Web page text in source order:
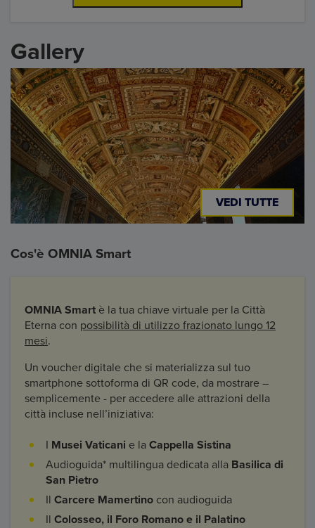
Gallery
VEDI TUTTE
Cos'è OMNIA Smart
OMNIA Smart è la tua chiave virtuale per la Città
Eterna con possibilità di utilizzo frazionato lungo 12
mesi.
Un voucher digitale che si materializza sul tuo
smartphone sottoforma di QR code, da mostrare –
semplicemente - per accedere alle attrazioni della
città incluse nell’iniziativa:
I Musei Vaticani e la Cappella Sistina
Audioguida* multilingua dedicata alla Basilica di
San Pietro
Il Carcere Mamertino con audioguida
Il Colosseo, il Foro Romano e il Palatino